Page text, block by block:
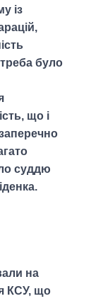
із
було
що і
суддю
на
КСУ, що